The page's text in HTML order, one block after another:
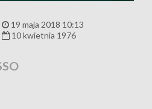
19 maja 2018 10:13
10 kwietnia 1976